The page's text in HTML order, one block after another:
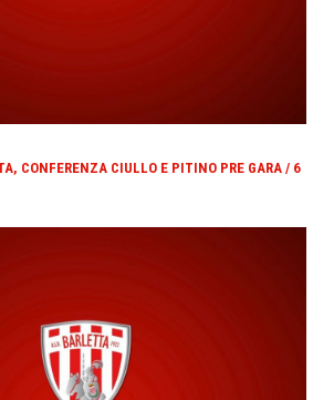
CONFERENZA CIULLO E PITINO PRE GARA / 6